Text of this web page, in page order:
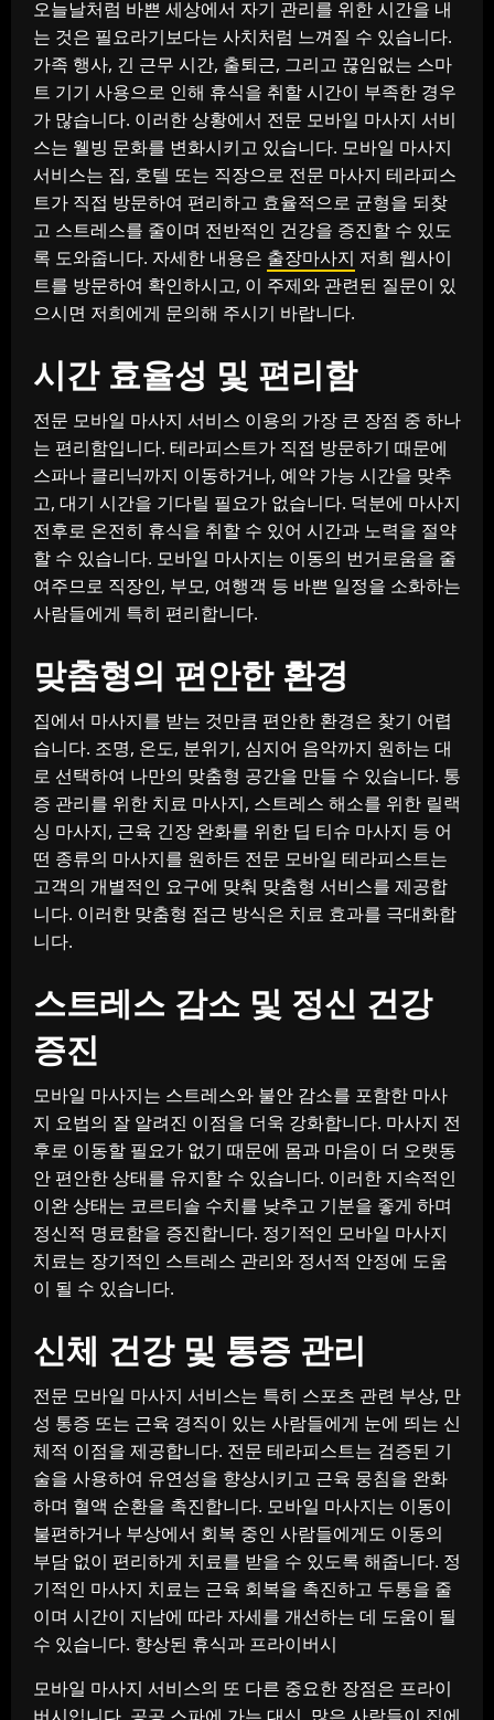
오늘날처럼 바쁜 세상에서 자기 관리를 위한 시간을 내
는 것은 필요라기보다는 사치처럼 느껴질 수 있습니다.
가족 행사, 긴 근무 시간, 출퇴근, 그리고 끊임없는 스마
트 기기 사용으로 인해 휴식을 취할 시간이 부족한 경우
가 많습니다. 이러한 상황에서 전문 모바일 마사지 서비
스는 웰빙 문화를 변화시키고 있습니다. 모바일 마사지
서비스는 집, 호텔 또는 직장으로 전문 마사지 테라피스
트가 직접 방문하여 편리하고 효율적으로 균형을 되찾
고 스트레스를 줄이며 전반적인 건강을 증진할 수 있도
록 도와줍니다. 자세한 내용은 출장마사지 저희 웹사이
트를 방문하여 확인하시고, 이 주제와 관련된 질문이 있
으시면 저희에게 문의해 주시기 바랍니다.
시간 효율성 및 편리함
전문 모바일 마사지 서비스 이용의 가장 큰 장점 중 하나
는 편리함입니다. 테라피스트가 직접 방문하기 때문에
스파나 클리닉까지 이동하거나, 예약 가능 시간을 맞추
고, 대기 시간을 기다릴 필요가 없습니다. 덕분에 마사지
전후로 온전히 휴식을 취할 수 있어 시간과 노력을 절약
할 수 있습니다. 모바일 마사지는 이동의 번거로움을 줄
여주므로 직장인, 부모, 여행객 등 바쁜 일정을 소화하는
사람들에게 특히 편리합니다.
맞춤형의 편안한 환경
집에서 마사지를 받는 것만큼 편안한 환경은 찾기 어렵
습니다. 조명, 온도, 분위기, 심지어 음악까지 원하는 대
로 선택하여 나만의 맞춤형 공간을 만들 수 있습니다. 통
증 관리를 위한 치료 마사지, 스트레스 해소를 위한 릴랙
싱 마사지, 근육 긴장 완화를 위한 딥 티슈 마사지 등 어
떤 종류의 마사지를 원하든 전문 모바일 테라피스트는
고객의 개별적인 요구에 맞춰 맞춤형 서비스를 제공합
니다. 이러한 맞춤형 접근 방식은 치료 효과를 극대화합
니다.
스트레스 감소 및 정신 건강
증진
모바일 마사지는 스트레스와 불안 감소를 포함한 마사
지 요법의 잘 알려진 이점을 더욱 강화합니다. 마사지 전
후로 이동할 필요가 없기 때문에 몸과 마음이 더 오랫동
안 편안한 상태를 유지할 수 있습니다. 이러한 지속적인
이완 상태는 코르티솔 수치를 낮추고 기분을 좋게 하며
정신적 명료함을 증진합니다. 정기적인 모바일 마사지
치료는 장기적인 스트레스 관리와 정서적 안정에 도움
이 될 수 있습니다.
신체 건강 및 통증 관리
전문 모바일 마사지 서비스는 특히 스포츠 관련 부상, 만
성 통증 또는 근육 경직이 있는 사람들에게 눈에 띄는 신
체적 이점을 제공합니다. 전문 테라피스트는 검증된 기
술을 사용하여 유연성을 향상시키고 근육 뭉침을 완화
하며 혈액 순환을 촉진합니다. 모바일 마사지는 이동이
불편하거나 부상에서 회복 중인 사람들에게도 이동의
부담 없이 편리하게 치료를 받을 수 있도록 해줍니다. 정
기적인 마사지 치료는 근육 회복을 촉진하고 두통을 줄
이며 시간이 지남에 따라 자세를 개선하는 데 도움이 될
수 있습니다. 향상된 휴식과 프라이버시
모바일 마사지 서비스의 또 다른 중요한 장점은 프라이